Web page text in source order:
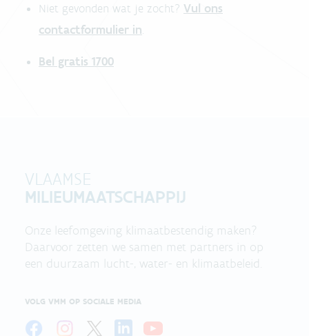
Niet gevonden wat je zocht? Vul ons
contactformulier in.
Bel gratis 1700
VLAAMSE
MILIEUMAATSCHAPPIJ
Onze leefomgeving klimaatbestendig maken?
Daarvoor zetten we samen met partners in op
een duurzaam lucht-, water- en klimaatbeleid.
VOLG VMM OP SOCIALE MEDIA